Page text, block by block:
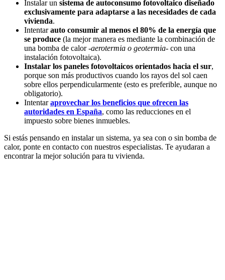
Instalar un sistema de autoconsumo fotovoltaico diseñado
exclusivamente para adaptarse a las necesidades de cada
vivienda.
Intentarauto consumir al menos el 80% de la energía que
se produce (la mejor manera es mediante la combinación de
una bomba de calor-aerotermia o geotermia- con una
instalación fotovoltaica).
Instalar los paneles fotovoltaicos orientados hacia el sur,
porque son más productivos cuando los rayos del sol caen
sobre ellos perpendicularmente (esto es preferible, aunque no
obligatorio).
Intentaraprovechar los beneficios que ofrecen las
autoridades en España, como las reducciones en el
impuesto sobre bienes inmuebles.
Si estás pensando en instalar un sistema, ya sea con o sin bomba de
calor, ponte en contacto con nuestros especialistas. Te ayudaran a
encontrar la mejor solución para tu vivienda.